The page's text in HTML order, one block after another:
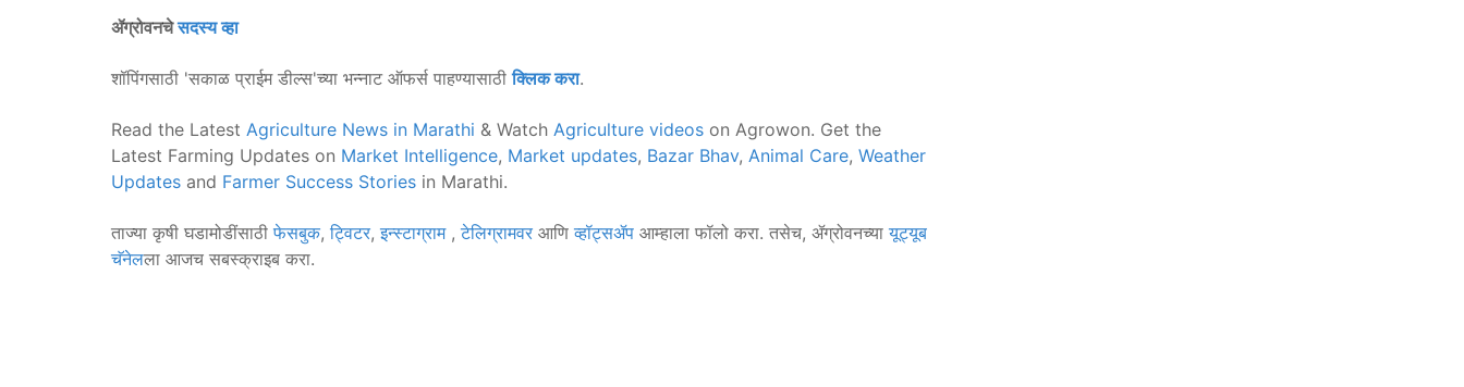
ॲग्रोवनचेसदस्य व्हा
शॉपिंगसाठी 'सकाळ प्राईम डील्स'च्या भन्नाट ऑफर्स पाहण्यासाठीक्लिक करा.
Read the Latest Agriculture News in Marathi & Watch Agriculture videos on Agrowon. Get the
Latest Farming Updates on Market Intelligence, Market updates, Bazar Bhav, Animal Care, Weather
Updates and Farmer Success Stories in Marathi.
ताज्या कृषी घडामोडींसाठीफेसबुक,ट्विटर,इन्स्टाग्राम ,टेलिग्रामवर आणिव्हॉट्सॲप आम्हाला फॉलो करा. तसेच, ॲग्रोवनच्यायूट्यूब
चॅनेलला आजच सबस्क्राइब करा.